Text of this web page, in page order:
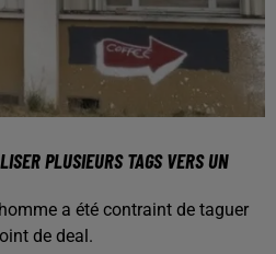
PLUSIEURS TAGS VERS UN
a été contraint de taguer
de deal.